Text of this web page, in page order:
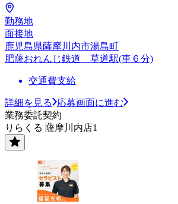
勤務地
面接地
鹿児島県薩摩川内市湯島町
肥薩おれんじ鉄道 草道駅(車６分)
交通費支給
詳細を見る
応募画面に進む
業務委託契約
りらくる 薩摩川内店1